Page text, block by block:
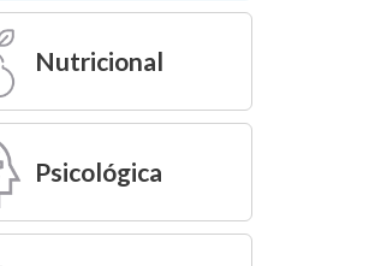
Nutricional
Psicológica